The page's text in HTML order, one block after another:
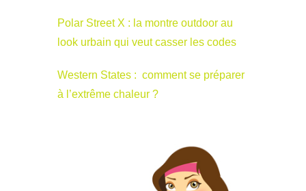
Polar Street X : la montre outdoor au
look urbain qui veut casser les codes
Western States : comment se préparer
à l’extrême chaleur ?